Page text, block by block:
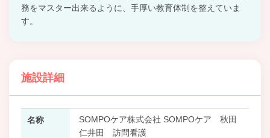
務をマスター出来るように、手厚い教育体制を整えていま
す。
施設詳細
名称
SOMPOケア株式会社 SOMPOケア 秋田
仁井田 訪問看護